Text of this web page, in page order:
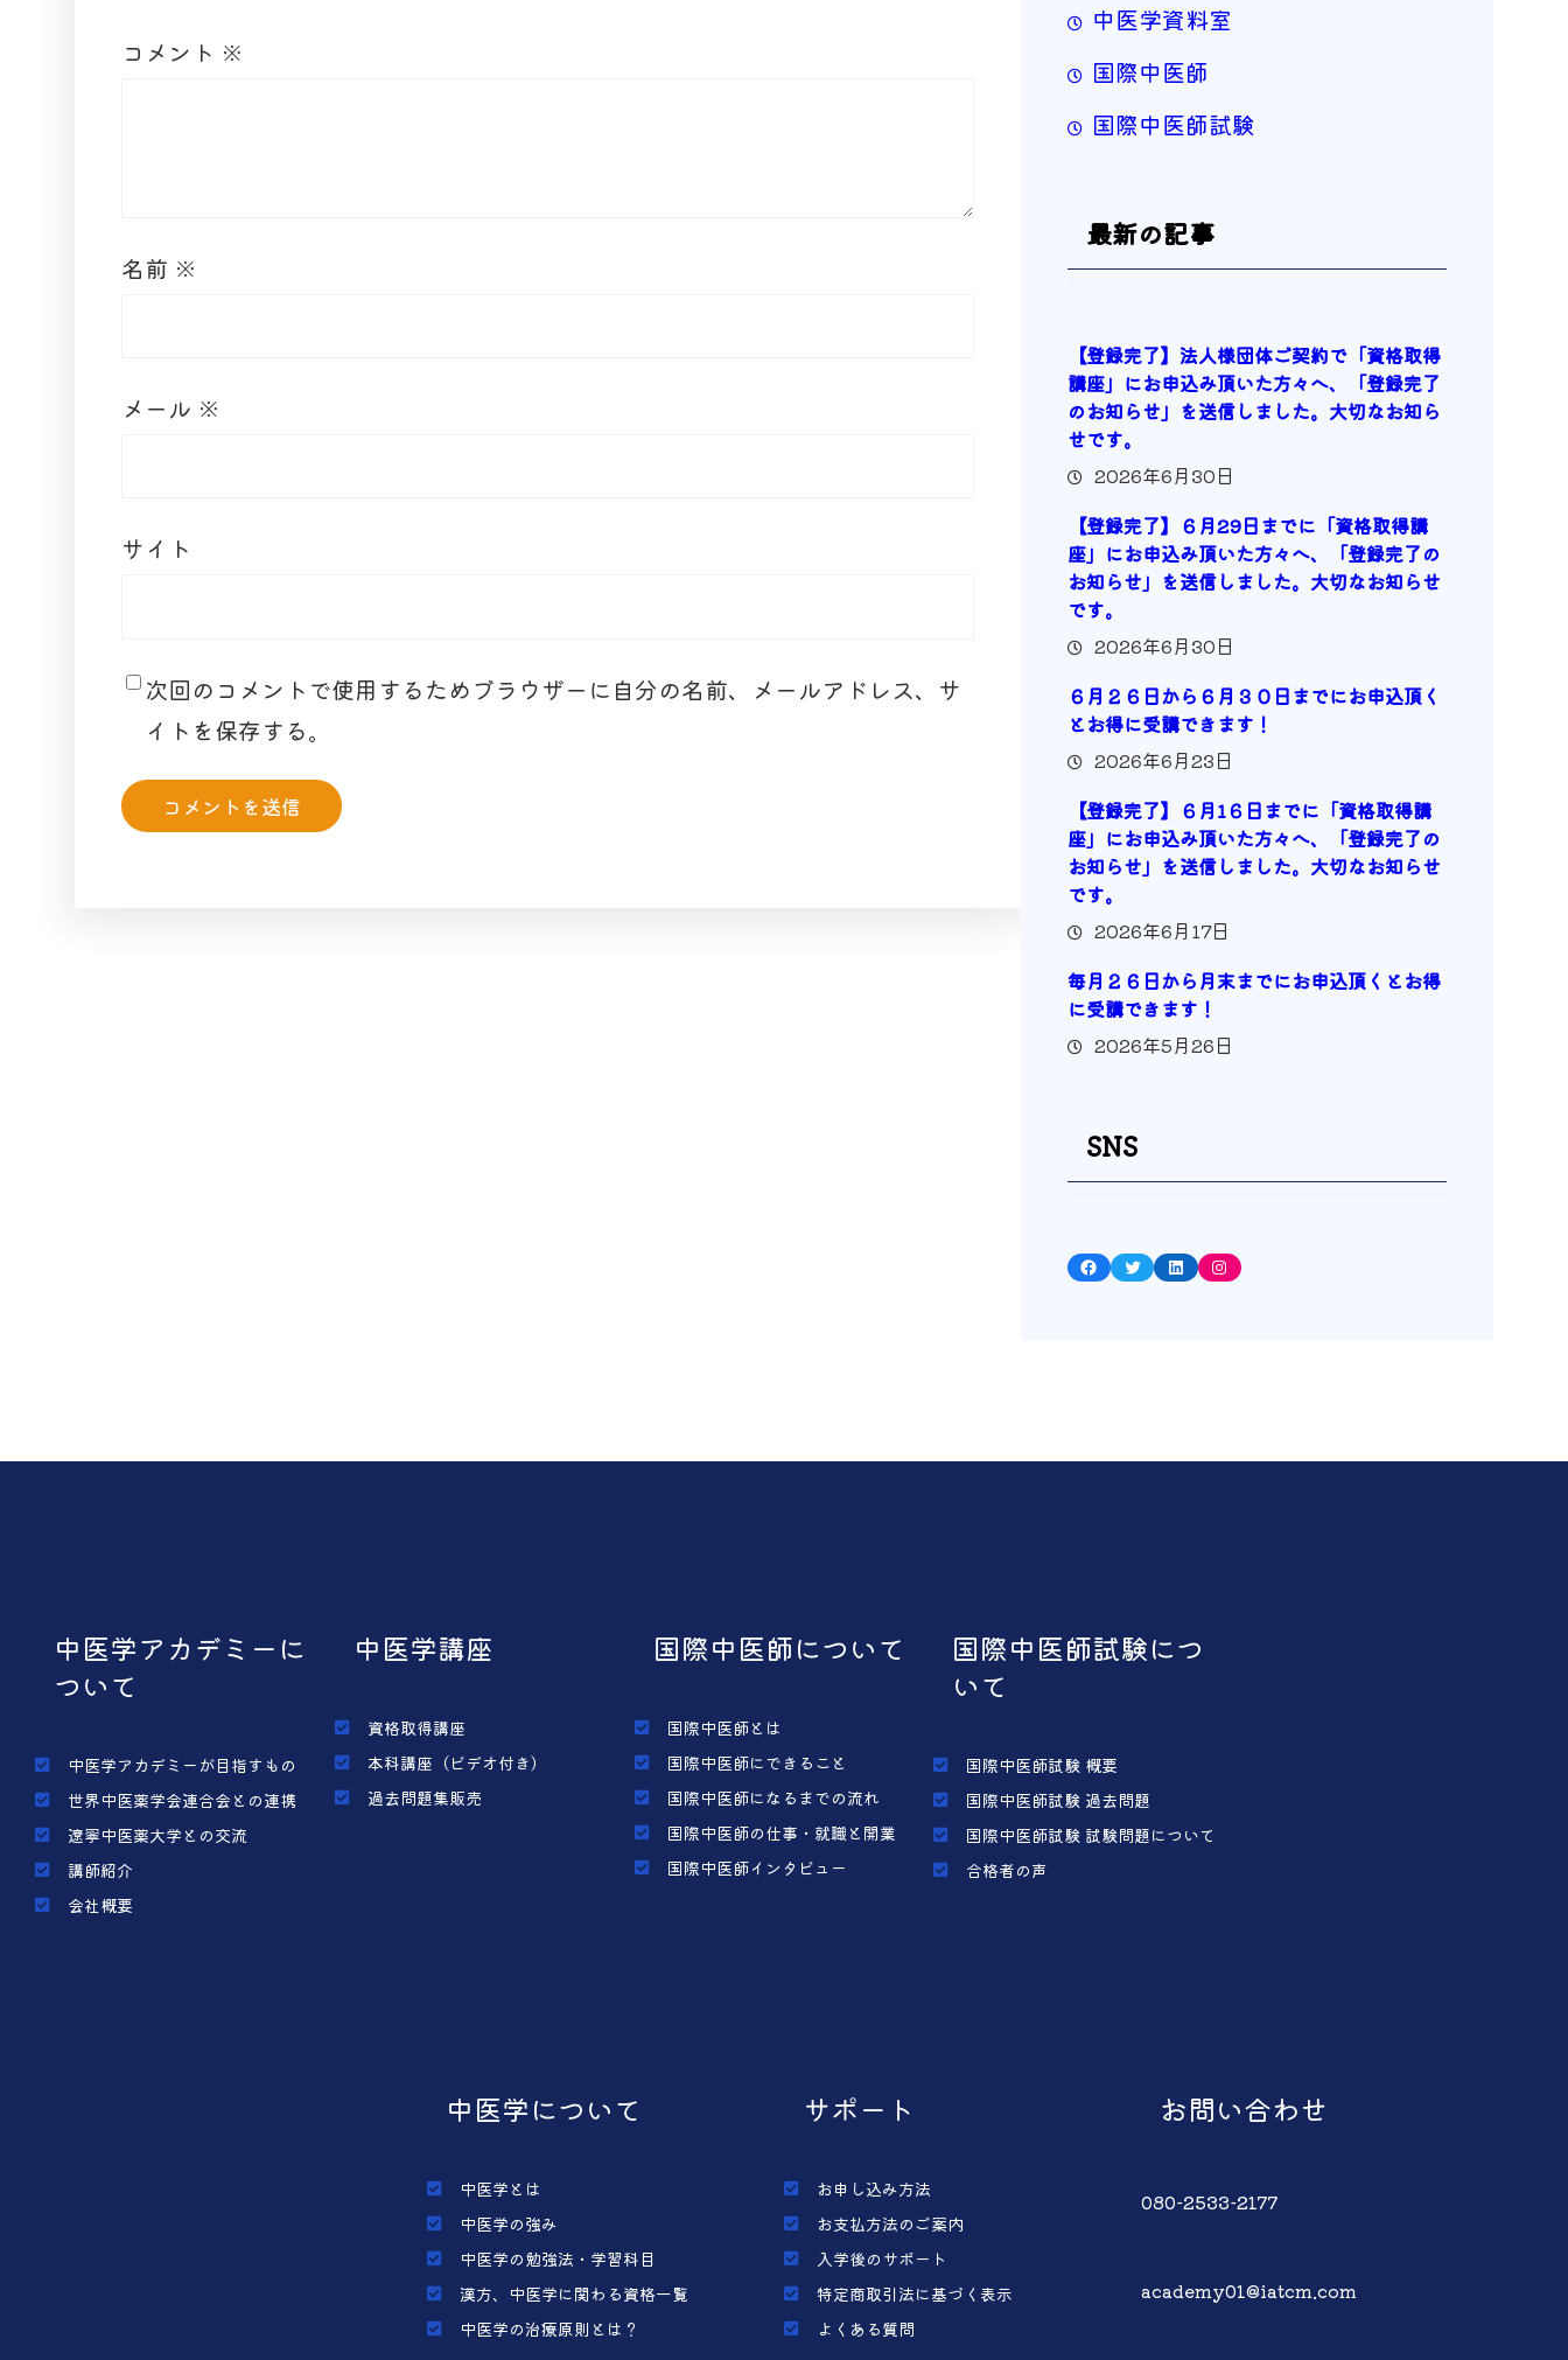
コメント ※
名前 ※
メール ※
サイト
次回のコメントで使用するためブラウザーに自分の名前、メールアドレス、サ
イトを保存する。
中医学資料室
国際中医師
国際中医師試験
最新の記事
【登録完了】法人様団体ご契約で「資格取得
講座」にお申込み頂いた方々へ、「登録完了
のお知らせ」を送信しました。大切なお知ら
せです。
2026年6月30日
【登録完了】６月29日までに「資格取得講
座」にお申込み頂いた方々へ、「登録完了の
お知らせ」を送信しました。大切なお知らせ
です。
2026年6月30日
６月２６日から６月３０日までにお申込頂く
とお得に受講できます！
2026年6月23日
【登録完了】６月1６日までに「資格取得講
座」にお申込み頂いた方々へ、「登録完了の
お知らせ」を送信しました。大切なお知らせ
です。
2026年6月17日
毎月２６日から月末までにお申込頂くとお得
に受講できます！
2026年5月26日
SNS
Facebook Twitter LinkedIn Instagram
中医学アカデミーに
ついて
中医学アカデミーが目指すもの
世界中医薬学会連合会との連携
遼寧中医薬大学との交流
講師紹介
会社概要
中医学講座
資格取得講座
本科講座（ビデオ付き）
過去問題集販売
国際中医師について
国際中医師とは
国際中医師にできること
国際中医師になるまでの流れ
国際中医師の仕事・就職と開業
国際中医師インタビュー
国際中医師試験につ
いて
国際中医師試験 概要
国際中医師試験 過去問題
国際中医師試験 試験問題について
合格者の声
中医学について
中医学とは
中医学の強み
中医学の勉強法・学習科目
漢方、中医学に関わる資格一覧
中医学の治療原則とは？
サポート
お申し込み方法
お支払方法のご案内
入学後のサポート
特定商取引法に基づく表示
よくある質問
お問い合わせ
080-2533-2177
academy01@iatcm.com